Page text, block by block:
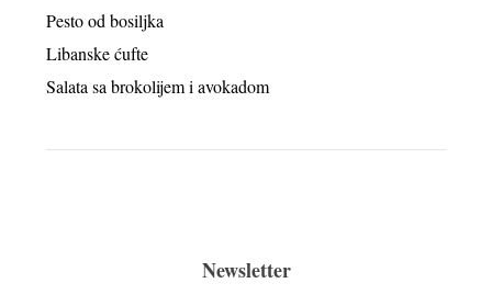
Pesto od bosiljka
Libanske ćufte
Salata sa brokolijem i avokadom
Newsletter